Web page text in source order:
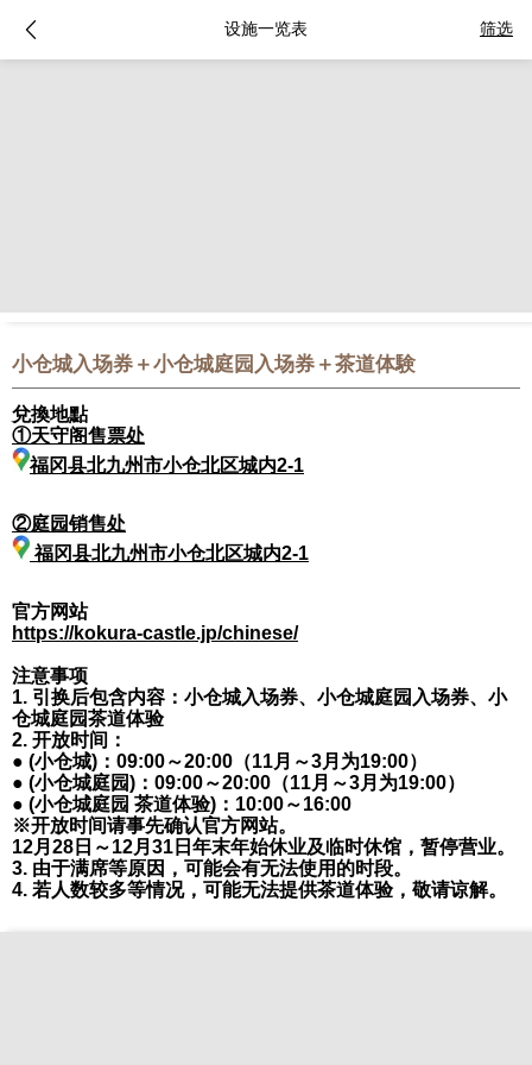
设施一览表 筛选
小仓城入场券＋小仓城庭园入场券＋茶道体験
兌換地點
①天守阁售票处
福冈县北九州市小仓北区城内2-1
②庭园销售处
福冈县北九州市小仓北区城内2-1
官方网站
https://kokura-castle.jp/chinese/
注意事项
1. 引换后包含内容：小仓城入场券、小仓城庭园入场券、小
仓城庭园茶道体验
2. 开放时间：
● (小仓城)：09:00～20:00（11月～3月为19:00）
● (小仓城庭园)：09:00～20:00（11月～3月为19:00）
● (小仓城庭园 茶道体验)：10:00～16:00
※开放时间请事先确认官方网站。
12月28日～12月31日年末年始休业及临时休馆，暂停营业。
3. 由于满席等原因，可能会有无法使用的时段。
4. 若人数较多等情况，可能无法提供茶道体验，敬请谅解。